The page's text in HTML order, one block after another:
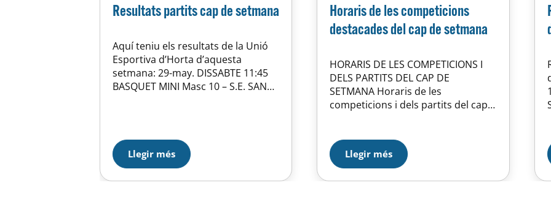
Resultats partits cap de setmana
Aquí teniu els resultats de la Unió
Esportiva d’Horta d’aquesta
setmana: 29-may. DISSABTE 11:45
BASQUET MINI Masc 10 – S.E. SANT
CORTS GROC 72-22 29-may.
DISSABTE 12:00 WATERPOLO CADET
Fem – C.N. MATARÓ B 6-11 29-may.
DISSABTE 13:00 BASQUET…
Llegir més
Horaris de les competicions
destacades del cap de setmana
HORARIS DE LES COMPETICIONS I
DELS PARTITS DEL CAP DE
SETMANA Horaris de les
competicions i dels partits del cap
COMPETICIONS Horaris de les
competicions destacades del cap
de setmana del 23 al 24 de
novembre Waterpolo Absolut
Llegir més